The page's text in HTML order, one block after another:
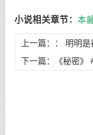
小说相关章节： 本
上一篇：：
明明
密，让我发现这一
下一篇： 《秘密》